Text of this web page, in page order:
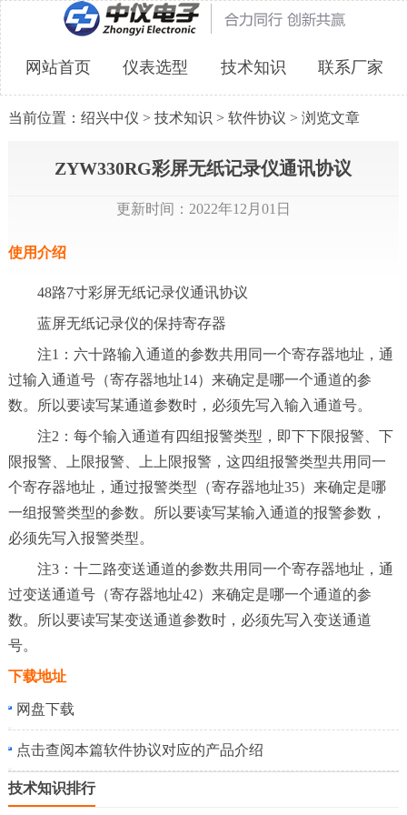
网站首页 仪表选型 技术知识 联系厂家
当前位置： 绍兴中仪 > 技术知识 > 软件协议 > 浏览文章
ZYW330RG彩屏无纸记录仪通讯协议
更新时间：2022年12月01日
使用介绍
48路7寸彩屏无纸记录仪通讯协议
蓝屏无纸记录仪的保持寄存器
注1：六十路输入通道的参数共用同一个寄存器地址，通
过输入通道号（寄存器地址14）来确定是哪一个通道的参
数。所以要读写某通道参数时，必须先写入输入通道号。
注2：每个输入通道有四组报警类型，即下下限报警、下
限报警、上限报警、上上限报警，这四组报警类型共用同一
个寄存器地址，通过报警类型（寄存器地址35）来确定是哪
一组报警类型的参数。所以要读写某输入通道的报警参数，
必须先写入报警类型。
注3：十二路变送通道的参数共用同一个寄存器地址，通
过变送通道号（寄存器地址42）来确定是哪一个通道的参
数。所以要读写某变送通道参数时，必须先写入变送通道
号。
下载地址
网盘下载
点击查阅本篇软件协议对应的产品介绍
技术知识排行